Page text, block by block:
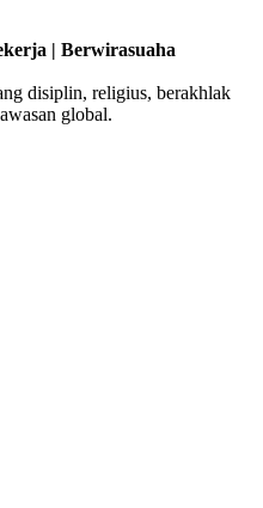
| Berwirasuaha
disiplin, religius, berakhlak
global.